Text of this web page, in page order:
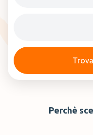
Perchè